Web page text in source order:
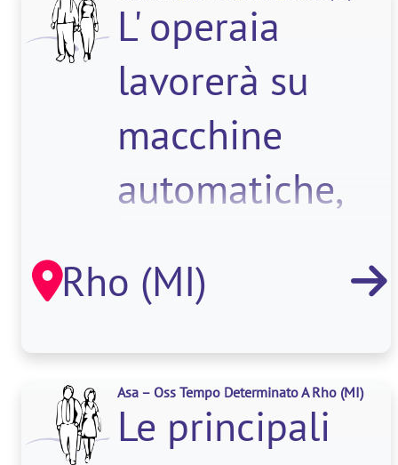
L' operaia
lavorerà su
macchine
automatiche,
merce sulla
stessa,
controllo
Rho (MI)
Asa – Oss Tempo Determinato A Rho (MI)
Le principali